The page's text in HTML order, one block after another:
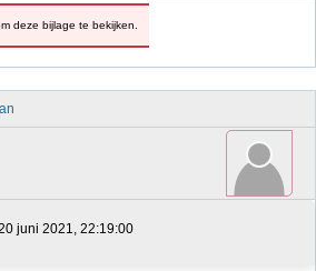
deze bijlage te bekijken.
juni 2021, 22:19:00